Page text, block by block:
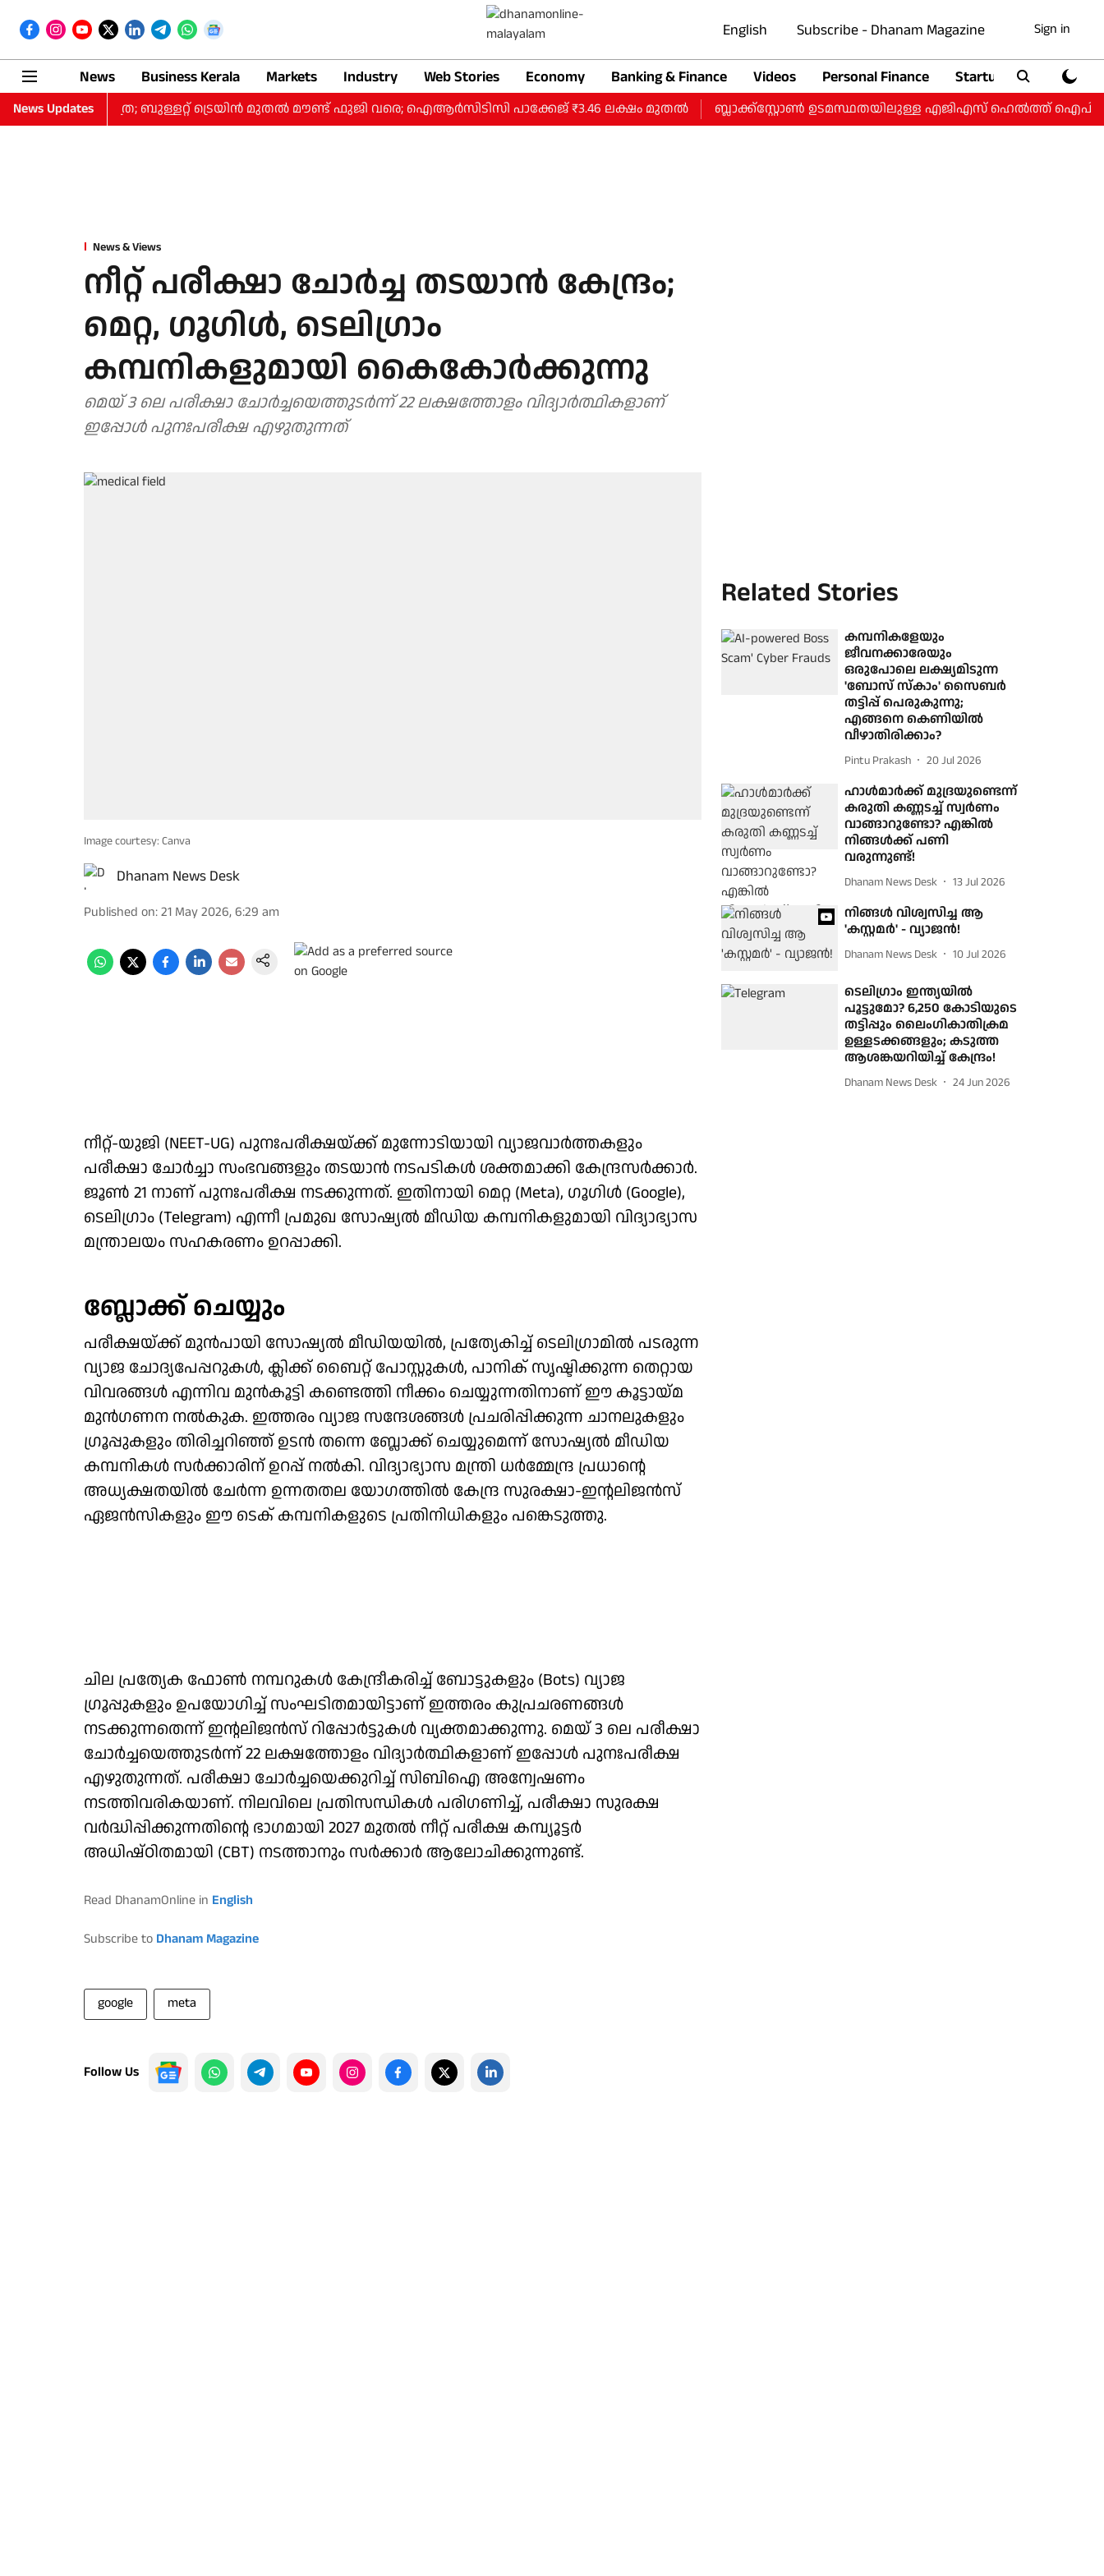
English Subscribe - Dhanam Magazine Sign in
News Business Kerala Markets Industry Web Stories Economy Banking & Finance Videos Personal Finance Startup
News Updates
ദിവസത്തെ യാത്ര; ബുള്ളറ്റ് ട്രെയിന്‍ മുതല്‍ മൗണ്ട് ഫുജി വരെ; ഐആര്‍സിടിസി പാക്കേജ് ₹3.46 ലക്ഷം മുതല്‍ ബ്ലാക്ക്‌സ്റ്റോൺ ഉടമസ്ഥതയിലുള്ള എജിഎസ് ഹെൽത്ത് ഐപിഒയ്ക്ക്;
News & Views
നീറ്റ് പരീക്ഷാ ചോർച്ച തടയാൻ കേന്ദ്രം;
മെറ്റ, ഗൂഗിൾ, ടെലിഗ്രാം
കമ്പനികളുമായി കൈകോർക്കുന്നു
മെയ് 3 ലെ പരീക്ഷാ ചോർച്ചയെത്തുടർന്ന് 22 ലക്ഷത്തോളം വിദ്യാർത്ഥികളാണ്
ഇപ്പോൾ പുനഃപരീക്ഷ എഴുതുന്നത്
Image courtesy: Canva
Dhanam News Desk
Published on:21 May 2026, 6:29 am
നീറ്റ്-യുജി (NEET-UG) പുനഃപരീക്ഷയ്ക്ക് മുന്നോടിയായി വ്യാജവാർത്തകളും
പരീക്ഷാ ചോർച്ചാ സംഭവങ്ങളും തടയാൻ നടപടികൾ ശക്തമാക്കി കേന്ദ്രസർക്കാർ.
ജൂൺ 21 നാണ് പുനഃപരീക്ഷ നടക്കുന്നത്. ഇതിനായി മെറ്റ (Meta), ഗൂഗിൾ (Google),
ടെലിഗ്രാം (Telegram) എന്നീ പ്രമുഖ സോഷ്യൽ മീഡിയ കമ്പനികളുമായി വിദ്യാഭ്യാസ
മന്ത്രാലയം സഹകരണം ഉറപ്പാക്കി.
ബ്ലോക്ക് ചെയ്യും
പരീക്ഷയ്ക്ക് മുൻപായി സോഷ്യൽ മീഡിയയിൽ, പ്രത്യേകിച്ച് ടെലിഗ്രാമിൽ പടരുന്ന
വ്യാജ ചോദ്യപേപ്പറുകൾ, ക്ലിക്ക് ബൈറ്റ് പോസ്റ്റുകൾ, പാനിക് സൃഷ്ടിക്കുന്ന തെറ്റായ
വിവരങ്ങൾ എന്നിവ മുൻകൂട്ടി കണ്ടെത്തി നീക്കം ചെയ്യുന്നതിനാണ് ഈ കൂട്ടായ്മ
മുൻഗണന നൽകുക. ഇത്തരം വ്യാജ സന്ദേശങ്ങൾ പ്രചരിപ്പിക്കുന്ന ചാനലുകളും
ഗ്രൂപ്പുകളും തിരിച്ചറിഞ്ഞ് ഉടൻ തന്നെ ബ്ലോക്ക് ചെയ്യുമെന്ന് സോഷ്യൽ മീഡിയ
കമ്പനികൾ സർക്കാരിന് ഉറപ്പ് നൽകി. വിദ്യാഭ്യാസ മന്ത്രി ധർമ്മേന്ദ്ര പ്രധാന്റെ
അധ്യക്ഷതയിൽ ചേർന്ന ഉന്നതതല യോഗത്തിൽ കേന്ദ്ര സുരക്ഷാ-ഇന്റലിജൻസ്
ഏജൻസികളും ഈ ടെക് കമ്പനികളുടെ പ്രതിനിധികളും പങ്കെടുത്തു.
ചില പ്രത്യേക ഫോൺ നമ്പറുകൾ കേന്ദ്രീകരിച്ച് ബോട്ടുകളും (Bots) വ്യാജ
ഗ്രൂപ്പുകളും ഉപയോഗിച്ച് സംഘടിതമായിട്ടാണ് ഇത്തരം കുപ്രചരണങ്ങൾ
നടക്കുന്നതെന്ന് ഇന്റലിജൻസ് റിപ്പോർട്ടുകൾ വ്യക്തമാക്കുന്നു. മെയ് 3 ലെ പരീക്ഷാ
ചോർച്ചയെത്തുടർന്ന് 22 ലക്ഷത്തോളം വിദ്യാർത്ഥികളാണ് ഇപ്പോൾ പുനഃപരീക്ഷ
എഴുതുന്നത്. പരീക്ഷാ ചോർച്ചയെക്കുറിച്ച് സിബിഐ അന്വേഷണം
നടത്തിവരികയാണ്. നിലവിലെ പ്രതിസന്ധികൾ പരിഗണിച്ച്, പരീക്ഷാ സുരക്ഷ
വർദ്ധിപ്പിക്കുന്നതിന്റെ ഭാഗമായി 2027 മുതൽ നീറ്റ് പരീക്ഷ കമ്പ്യൂട്ടർ
അധിഷ്ഠിതമായി (CBT) നടത്താനും സർക്കാർ ആലോചിക്കുന്നുണ്ട്.
Read DhanamOnline in English
Subscribe to Dhanam Magazine
google meta
Follow Us
Related Stories
കമ്പനികളേയും
ജീവനക്കാരേയും
ഒരുപോലെ ലക്ഷ്യമിടുന്ന
'ബോസ് സ്‌കാം' സൈബർ
തട്ടിപ്പ് പെരുകുന്നു;
എങ്ങനെ കെണിയിൽ
വീഴാതിരിക്കാം?
Pintu Prakash 20 Jul 2026
ഹാള്‍മാര്‍ക്ക് മുദ്രയുണ്ടെന്ന്
കരുതി കണ്ണടച്ച് സ്വര്‍ണം
വാങ്ങാറുണ്ടോ? എങ്കില്‍
നിങ്ങള്‍ക്ക് പണി
വരുന്നുണ്ട്!
Dhanam News Desk 13 Jul 2026
നിങ്ങൾ വിശ്വസിച്ച ആ
'കസ്റ്റമർ' - വ്യാജൻ!
Dhanam News Desk 10 Jul 2026
ടെലിഗ്രാം ഇന്ത്യയിൽ
പൂട്ടുമോ? 6,250 കോടിയുടെ
തട്ടിപ്പും ലൈംഗികാതിക്രമ
ഉള്ളടക്കങ്ങളും; കടുത്ത
ആശങ്കയറിയിച്ച് കേന്ദ്രം!
Dhanam News Desk 24 Jun 2026